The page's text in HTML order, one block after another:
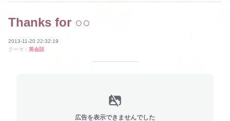
Thanks for ○○
2013-11-20 22:32:19
テーマ： 英会話
広告を表示できませんでした